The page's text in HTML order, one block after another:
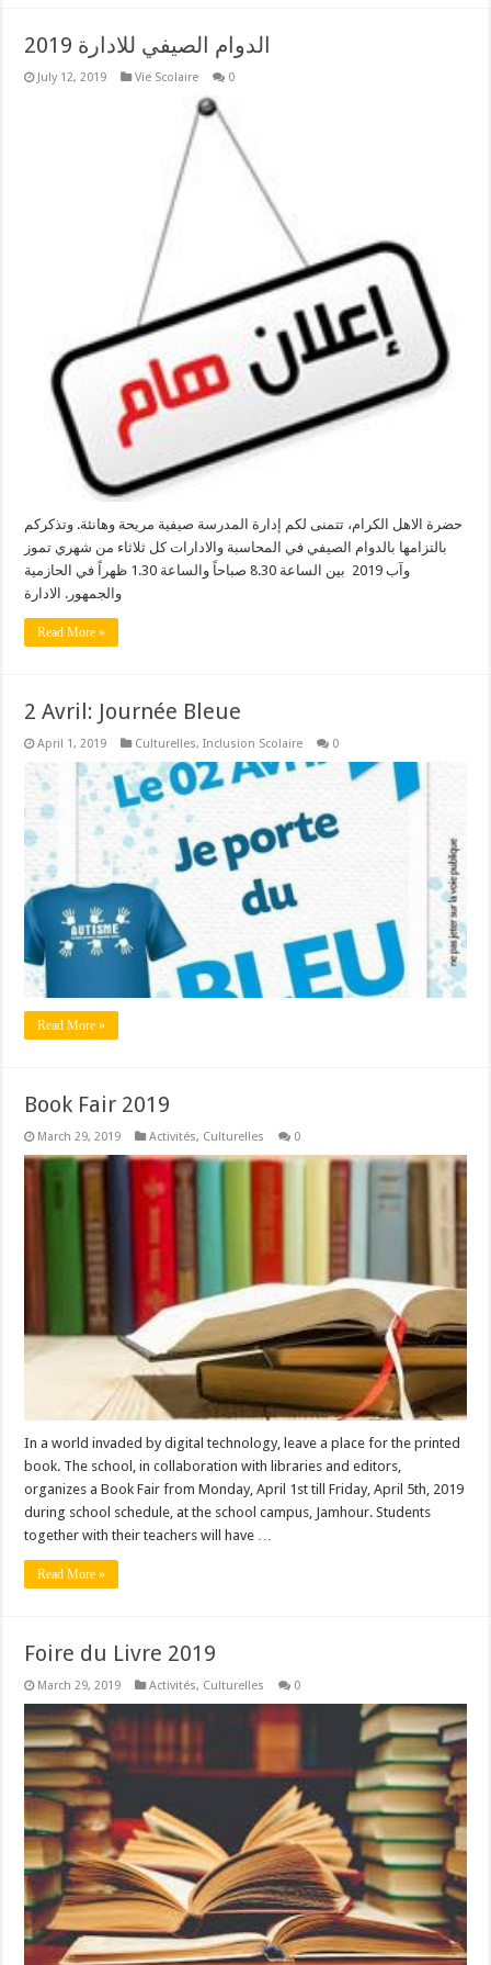
الدوام الصيفي للادارة 2019
July 12, 2019 Vie Scolaire 0
حضرة الاهل الكرام، تتمنى لكم إدارة المدرسة صيفية مريحة وهانئة. وتذكركم
بالتزامها بالدوام الصيفي في المحاسبة والادارات كل ثلاثاء من شهري تموز
وآب 2019 بين الساعة 8.30 صباحاً والساعة 1.30 ظهراً في الحازمية
والجمهور. الادارة
Read More »
2 Avril: Journée Bleue
April 1, 2019 Culturelles,Inclusion Scolaire 0
Read More »
Book Fair 2019
March 29, 2019 Activités, Culturelles 0
In a world invaded by digital technology, leave a place for the printed
book. The school, in collaboration with libraries and editors,
organizes a Book Fair from Monday, April 1st till Friday, April 5th, 2019
during school schedule, at the school campus, Jamhour. Students
together with their teachers will have …
Read More »
Foire du Livre 2019
March 29, 2019 Activités, Culturelles 0